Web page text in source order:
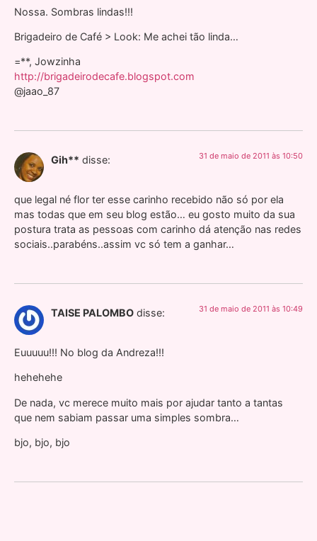
Nossa. Sombras lindas!!!
Brigadeiro de Café > Look: Me achei tão linda…
=**, Jowzinha
http://brigadeirodecafe.blogspot.com
@jaao_87
Gih** disse: 31 de maio de 2011 às 10:50
que legal né flor ter esse carinho recebido não só por ela
mas todas que em seu blog estão… eu gosto muito da sua
postura trata as pessoas com carinho dá atenção nas redes
sociais..parabéns..assim vc só tem a ganhar…
TAISE PALOMBO disse: 31 de maio de 2011 às 10:49
Euuuuu!!! No blog da Andreza!!!
hehehehe
De nada, vc merece muito mais por ajudar tanto a tantas
que nem sabiam passar uma simples sombra…
bjo, bjo, bjo